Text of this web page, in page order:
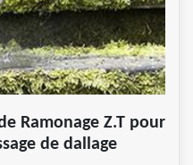
Ramonage Z.T pour
de dallage